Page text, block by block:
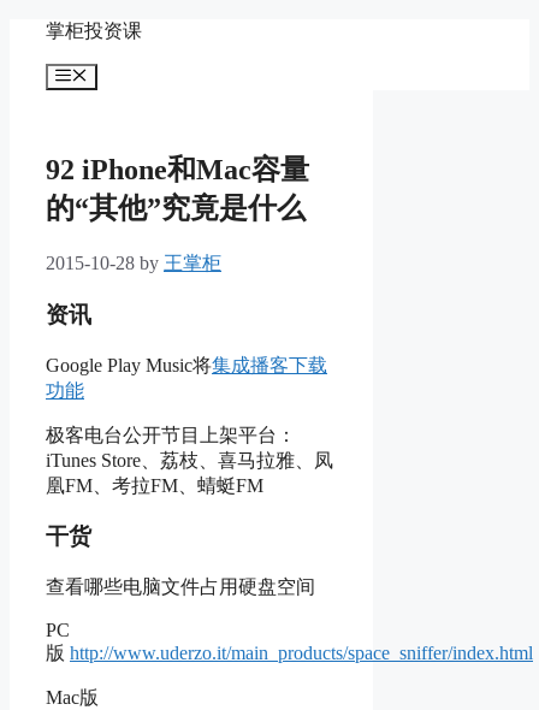
content
掌柜投资课
Menu
92 iPhone和Mac容量
的“其他”究竟是什么
2015-10-28 by 王掌柜
资讯
Google Play Music将集成播客下载
功能
极客电台公开节目上架平台：
iTunes Store、荔枝、喜马拉雅、凤
凰FM、考拉FM、蜻蜓FM
干货
查看哪些电脑文件占用硬盘空间
PC
版 http://www.uderzo.it/main_products/space_sniffer/index.html
Mac版